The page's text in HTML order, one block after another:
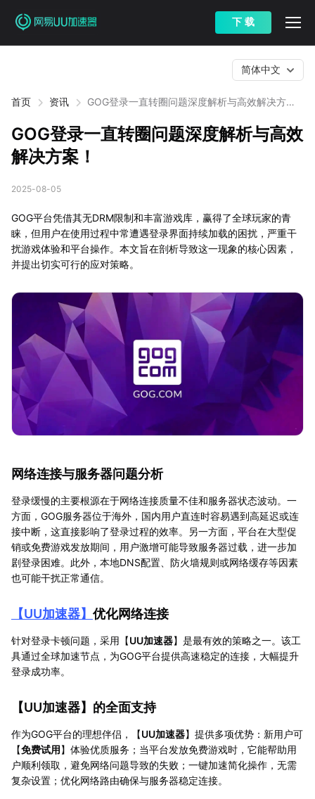
下 载
首页 资讯
GOG登录一直转圈问题深度解析与高效解决方
简体中文
GOG登录一直转圈问题深度解析与高效
解决方案！
2025-08-05
GOG平台凭借其无DRM限制和丰富游戏库，赢得了全球玩家的青
睐，但用户在使用过程中常遭遇登录界面持续加载的困扰，严重干
扰游戏体验和平台操作。本文旨在剖析导致这一现象的核心因素，
并提出切实可行的应对策略。
网络连接与服务器问题分析
登录缓慢的主要根源在于网络连接质量不佳和服务器状态波动。一
方面，GOG服务器位于海外，国内用户直连时容易遇到高延迟或连
接中断，这直接影响了登录过程的效率。另一方面，平台在大型促
销或免费游戏发放期间，用户激增可能导致服务器过载，进一步加
剧登录困难。此外，本地DNS配置、防火墙规则或网络缓存等因素
也可能干扰正常通信。
【UU加速器】 优化网络连接
针对登录卡顿问题，采用【UU加速器】是最有效的策略之一。该工
具通过全球加速节点，为GOG平台提供高速稳定的连接，大幅提升
登录成功率。
【UU加速器】的全面支持
作为GOG平台的理想伴侣，【UU加速器】提供多项优势：新用户可
【免费试用 】体验优质服务；当平台发放免费游戏时，它能帮助用
户顺利领取，避免网络问题导致的失败；一键加速简化操作，无需
复杂设置；优化网络路由确保与服务器稳定连接。